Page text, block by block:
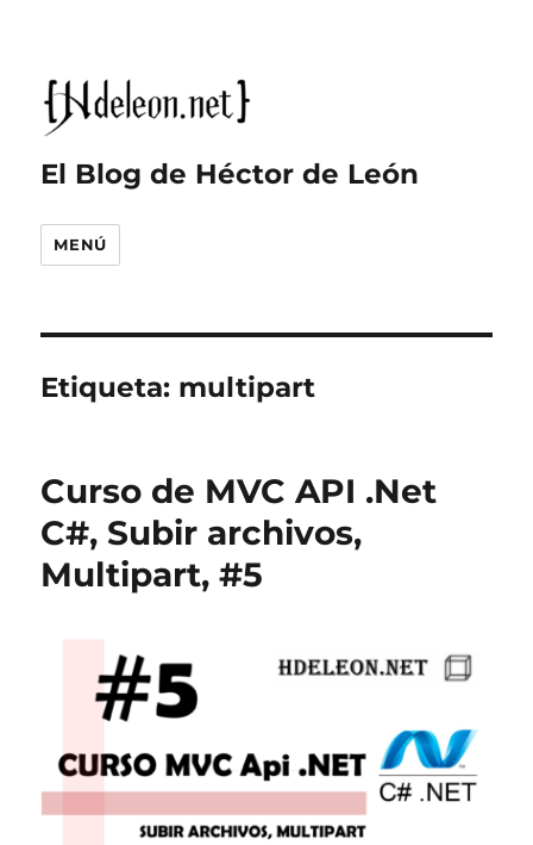
El Blog de Héctor de León
MENÚ
Etiqueta: multipart
Curso de MVC API .Net
C#, Subir archivos,
Multipart, #5